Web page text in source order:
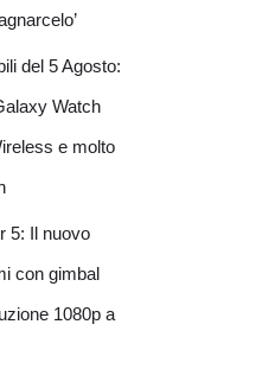
del 5 Agosto:
Watch
e molto
5: Il nuovo
con gimbal
1080p a